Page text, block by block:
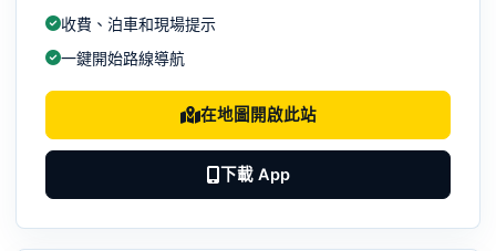
收費、泊車和現場提示
一鍵開始路線導航
在地圖開啟此站
下載 App